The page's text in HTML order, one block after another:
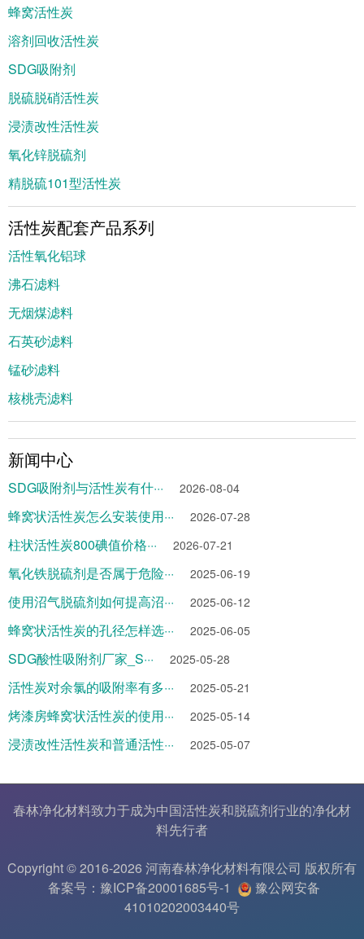
蜂窝活性炭
溶剂回收活性炭
SDG吸附剂
脱硫脱硝活性炭
浸渍改性活性炭
氧化锌脱硫剂
精脱硫101型活性炭
活性炭配套产品系列
活性氧化铝球
沸石滤料
无烟煤滤料
石英砂滤料
锰砂滤料
核桃壳滤料
新闻中心
SDG吸附剂与活性炭有什··· 2026-08-04
蜂窝状活性炭怎么安装使用··· 2026-07-28
柱状活性炭800碘值价格··· 2026-07-21
氧化铁脱硫剂是否属于危险··· 2025-06-19
使用沼气脱硫剂如何提高沼··· 2025-06-12
蜂窝状活性炭的孔径怎样选··· 2025-06-05
SDG酸性吸附剂厂家_S··· 2025-05-28
活性炭对余氯的吸附率有多··· 2025-05-21
烤漆房蜂窝状活性炭的使用··· 2025-05-14
浸渍改性活性炭和普通活性··· 2025-05-07
春林净化材料致力于成为中国活性炭和脱硫剂行业的净化材
料先行者
Copyright © 2016-2026 河南春林净化材料有限公司 版权所有
备案号：豫ICP备20001685号-1
豫公网安备
41010202003440号